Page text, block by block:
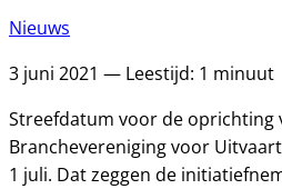
Nieuws
3 juni 2021 — Leestijd: 1 minuut
Streefdatum voor de oprichting
Branchevereniging voor
1 juli. Dat zeggen de